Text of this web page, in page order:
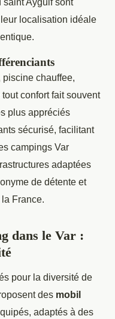
localisation idéale
piscine chauffee,
confort fait souvent
plus appréciés
sécurisé, facilitant
campings Var
adaptées
de détente et
France.
dans le Var :
pour la diversité de
des mobil
adaptés à des